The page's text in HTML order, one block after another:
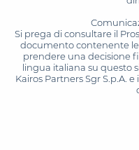
Si prega di consultare il
documento contenente
prendere una decisione
lingua italiana su questo
Kairos Partners Sgr S.p.A.